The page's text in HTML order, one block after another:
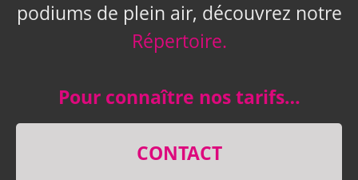
podiums de plein air, découvrez notre
Répertoire.
Pour connaître nos tarifs…
CONTACT